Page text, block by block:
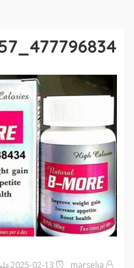
477796834_1173734004458657_8047498042028084635_n